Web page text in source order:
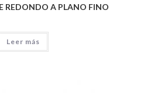
REDONDO A PLANO FINO
Leer más